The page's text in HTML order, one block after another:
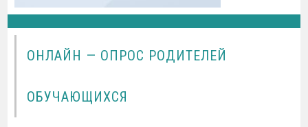
ОНЛАЙН — ОПРОС РОДИТЕЛЕЙ
ОБУЧАЮЩИХСЯ